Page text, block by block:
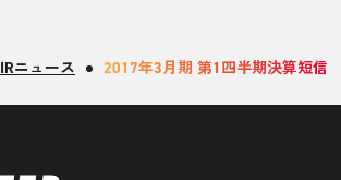
IRニュース 2017年3月期 第1四半期決算短信